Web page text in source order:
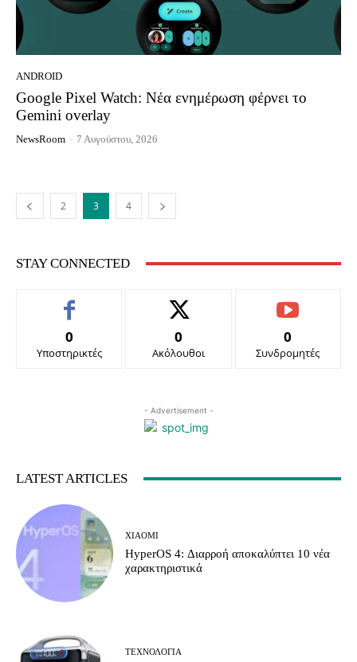
ANDROID
Google Pixel Watch: Νέα ενημέρωση φέρνει το
Gemini overlay
NewsRoom - 7 Αυγούστου, 2026
2 3 4
STAY CONNECTED
0
Υποστηρικτές
0
Ακόλουθοι
0
Συνδρομητές
- Advertisement -
LATEST ARTICLES
XIAOMI
HyperOS 4: Διαρροή αποκαλύπτει 10 νέα
χαρακτηριστικά
ΤΕΧΝΟΛΟΓΊΑ